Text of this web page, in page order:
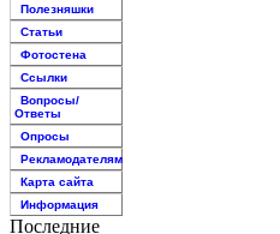
Полезняшки
Статьи
Фотостена
Ссылки
Вопросы/
Ответы
Опросы
Рекламодателям
Карта сайта
Информация
Последние